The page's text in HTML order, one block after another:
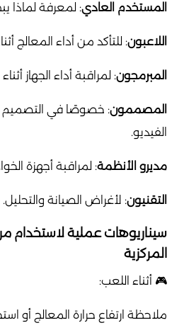
المستخدم العادي: لمعرفة لماذا
اللاعبون: للتأكد من أداء المعالج
المبرمجون: لمراقبة أداء الجهاز
المصممون: خصوصًا في التصميم
الفيديو.
مديرو الأنظمة: لمراقبة أجهزة
التقنيون: لأغراض الصيانة والتحليل.
سيناريوهات عملية لاستخدام
المركزية
🎮 أثناء اللعب:
ملاحظة ارتفاع حرارة المعالج أو